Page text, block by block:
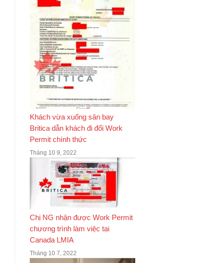
Khách vừa xuống sân bay
Britica dẫn khách đi đổi Work
Permit chính thức
Tháng 10 9, 2022
Chị NG nhận được Work Permit
chương trình làm việc tại
Canada LMIA
Tháng 10 7, 2022